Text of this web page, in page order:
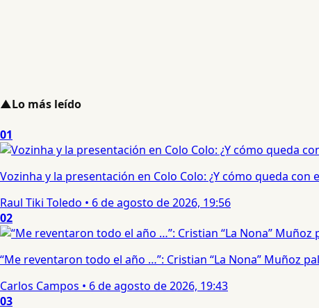
▲Lo más leído
01
Vozinha y la presentación en Colo Colo: ¿Y cómo queda
Raul Tiki Toledo • 6 de agosto de 2026, 19:56
02
“Me reventaron todo el año …”: Cristian “La Nona” Muñoz
Carlos Campos • 6 de agosto de 2026, 19:43
03